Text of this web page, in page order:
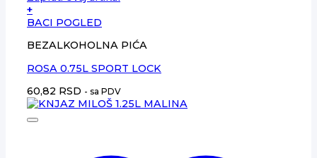
+
BACI POGLED
BEZALKOHOLNA PIĆA
ROSA 0.75L SPORT LOCK
60,82 RSD - sa PDV